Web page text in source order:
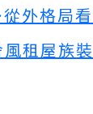
外格局
風租屋族